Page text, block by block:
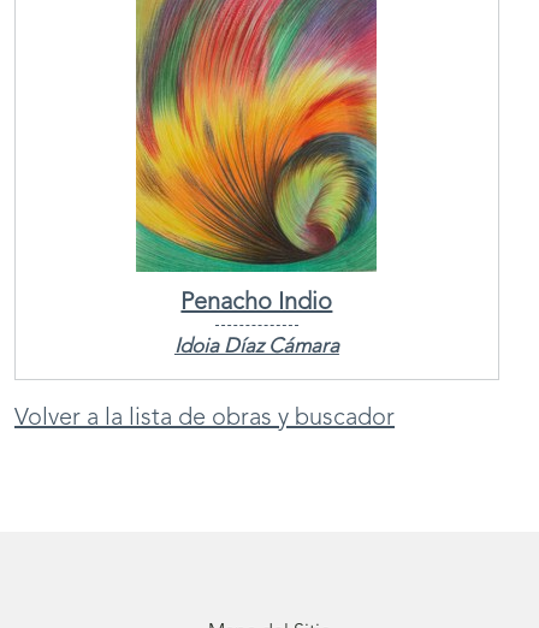
Penacho Indio
Idoia Díaz Cámara
Volver a la lista de obras y buscador